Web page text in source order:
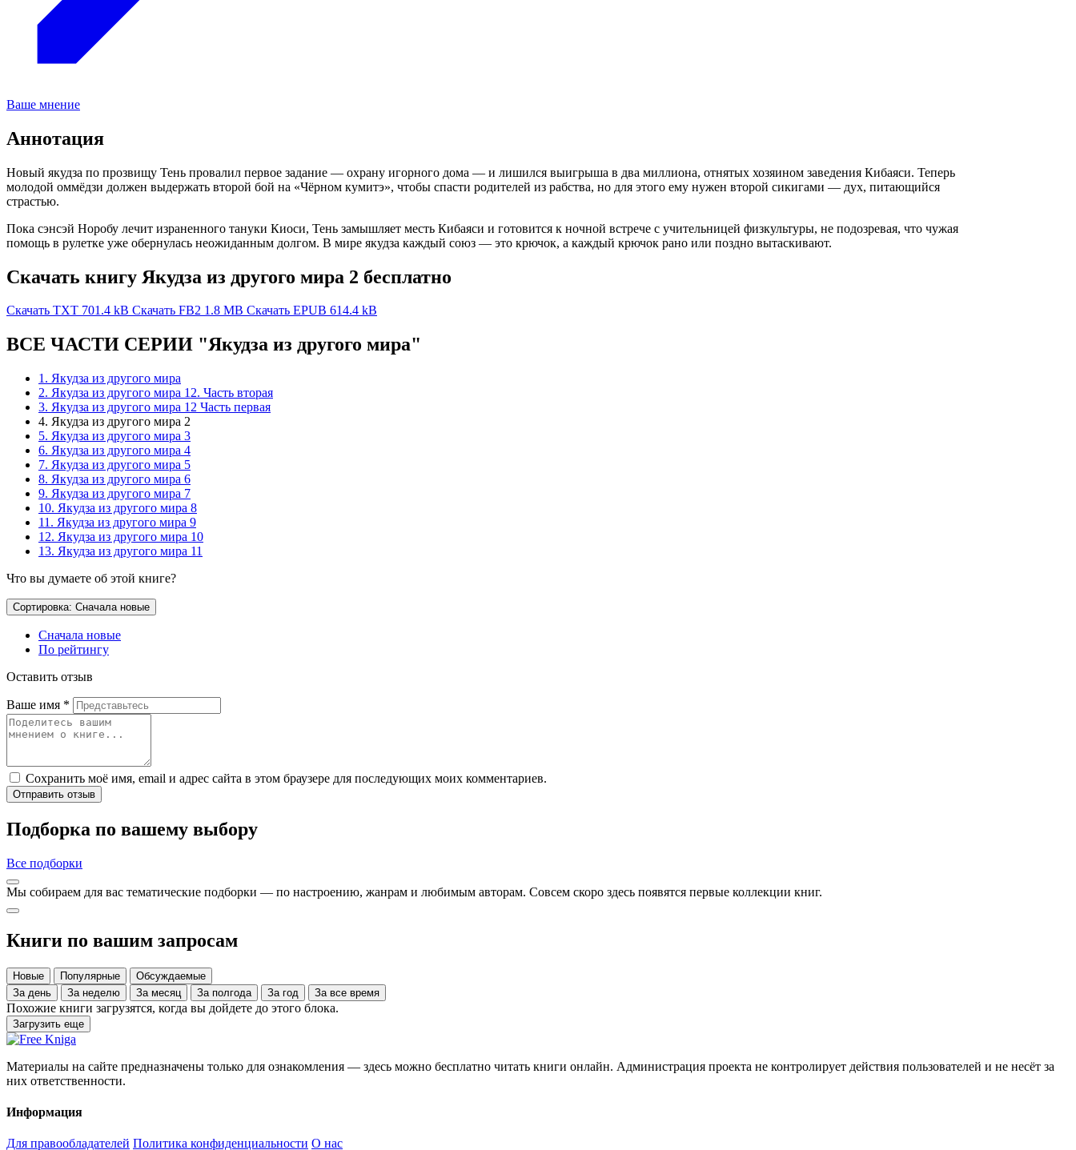
Ваше мнение
Аннотация
Новый якудза по прозвищу Тень провалил первое задание — охрану игорного дома — и лишился выигрыша в два миллиона, отнятых хозяином заведения Кибаяси. Теперь
молодой оммёдзи должен выдержать второй бой на «Чёрном кумитэ», чтобы спасти родителей из рабства, но для этого ему нужен второй сикигами — дух, питающийся
страстью.
Пока сэнсэй Норобу лечит израненного тануки Киоси, Тень замышляет месть Кибаяси и готовится к ночной встрече с учительницей физкультуры, не подозревая, что чужая
помощь в рулетке уже обернулась неожиданным долгом. В мире якудза каждый союз — это крючок, а каждый крючок рано или поздно вытаскивают.
Скачать книгу Якудза из другого мира 2 бесплатно
Скачать TXT 701.4 kB Скачать FB2 1.8 MB Скачать EPUB 614.4 kB
ВСЕ ЧАСТИ СЕРИИ "Якудза из другого мира"
1. Якудза из другого мира
2. Якудза из другого мира 12. Часть вторая
3. Якудза из другого мира 12 Часть первая
4. Якудза из другого мира 2
5. Якудза из другого мира 3
6. Якудза из другого мира 4
7. Якудза из другого мира 5
8. Якудза из другого мира 6
9. Якудза из другого мира 7
10. Якудза из другого мира 8
11. Якудза из другого мира 9
12. Якудза из другого мира 10
13. Якудза из другого мира 11
Что вы думаете об этой книге?
Сортировка: Сначала новые
Сначала новые
По рейтингу
Оставить отзыв
Ваше имя *
Сохранить моё имя, email и адрес сайта в этом браузере для последующих моих комментариев.
Отправить отзыв
Подборка по вашему выбору
Все подборки
Мы собираем для вас тематические подборки — по настроению, жанрам и любимым авторам. Совсем скоро здесь появятся первые коллекции книг.
Книги по вашим запросам
Новые Популярные
Обсуждаемые
За день
За неделю За месяц За полгода За год За все время
Похожие книги загрузятся, когда вы дойдете до этого блока.
Загрузить еще
Материалы на сайте предназначены только для ознакомления — здесь можно бесплатно читать книги онлайн. Администрация проекта не контролирует действия пользователей и не несёт за
них ответственности.
Информация
Для правообладателей Политика конфиденциальности О нас